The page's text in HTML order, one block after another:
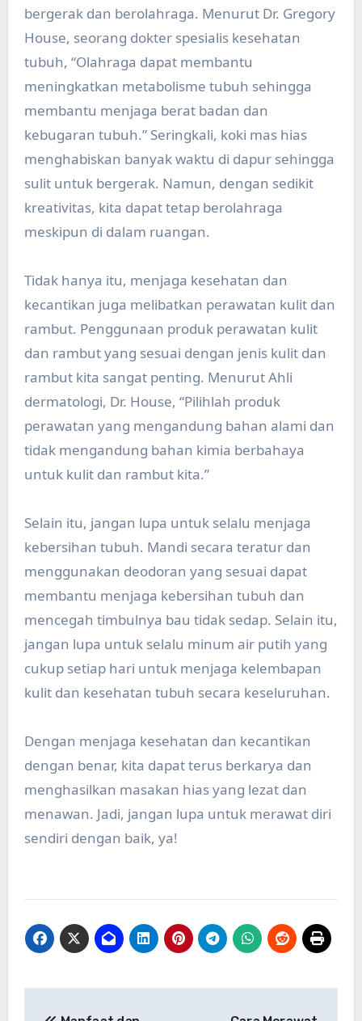
bergerak dan berolahraga. Menurut Dr. Gregory
House, seorang dokter spesialis kesehatan
tubuh, “Olahraga dapat membantu
meningkatkan metabolisme tubuh sehingga
membantu menjaga berat badan dan
kebugaran tubuh.” Seringkali, koki mas hias
menghabiskan banyak waktu di dapur sehingga
sulit untuk bergerak. Namun, dengan sedikit
kreativitas, kita dapat tetap berolahraga
meskipun di dalam ruangan.
Tidak hanya itu, menjaga kesehatan dan
kecantikan juga melibatkan perawatan kulit dan
rambut. Penggunaan produk perawatan kulit
dan rambut yang sesuai dengan jenis kulit dan
rambut kita sangat penting. Menurut Ahli
dermatologi, Dr. House, “Pilihlah produk
perawatan yang mengandung bahan alami dan
tidak mengandung bahan kimia berbahaya
untuk kulit dan rambut kita.”
Selain itu, jangan lupa untuk selalu menjaga
kebersihan tubuh. Mandi secara teratur dan
menggunakan deodoran yang sesuai dapat
membantu menjaga kebersihan tubuh dan
mencegah timbulnya bau tidak sedap. Selain itu,
jangan lupa untuk selalu minum air putih yang
cukup setiap hari untuk menjaga kelembapan
kulit dan kesehatan tubuh secara keseluruhan.
Dengan menjaga kesehatan dan kecantikan
dengan benar, kita dapat terus berkarya dan
menghasilkan masakan hias yang lezat dan
menawan. Jadi, jangan lupa untuk merawat diri
sendiri dengan baik, ya!